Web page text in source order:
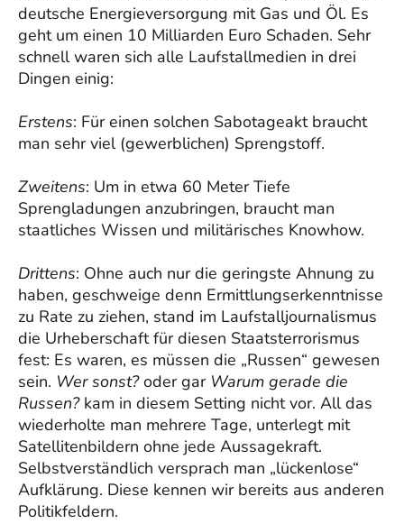
deutsche Energieversorgung mit Gas und Öl. Es
geht um einen 10 Milliarden Euro Schaden. Sehr
schnell waren sich alle Laufstallmedien in drei
Dingen einig:
Erstens: Für einen solchen Sabotageakt braucht
man sehr viel (gewerblichen) Sprengstoff.
Zweitens: Um in etwa 60 Meter Tiefe
Sprengladungen anzubringen, braucht man
staatliches Wissen und militärisches Knowhow.
Drittens: Ohne auch nur die geringste Ahnung zu
haben, geschweige denn Ermittlungserkenntnisse
zu Rate zu ziehen, stand im Laufstalljournalismus
die Urheberschaft für diesen Staatsterrorismus
fest: Es waren, es müssen die „Russen“ gewesen
sein. Wer sonst?oder gar Warum gerade die
Russen?kam in diesem Setting nicht vor. All das
wiederholte man mehrere Tage, unterlegt mit
Satellitenbildern ohne jede Aussagekraft.
Selbstverständlich versprach man „lückenlose“
Aufklärung. Diese kennen wir bereits aus anderen
Politikfeldern.